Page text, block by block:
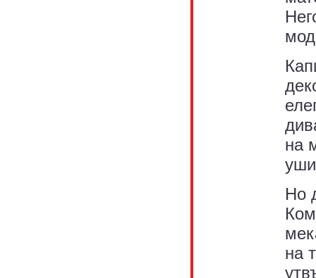
на
Но
на